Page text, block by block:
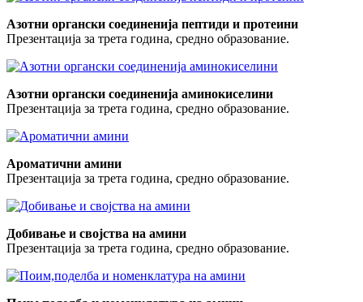
Азотни органски соединенија пептиди и протеини
Презентација за трета година, средно образование.
Азотни органски соединенија аминокиселини
Презентација за трета година, средно образование.
Ароматични амини
Презентација за трета година, средно образование.
Добивање и својства на амини
Презентација за трета година, средно образование.